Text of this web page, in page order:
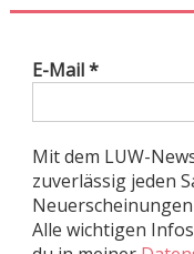
E-Mail*
Mit dem LUW-
zuverlässig jeden
Alle wichtigen